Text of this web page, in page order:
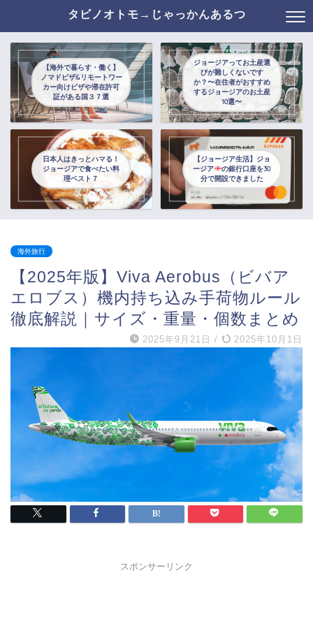
タビノオトモ→じゃっかんあるつ
【海外で暮らす・働く】
ノマドビザ&リモートワー
カー向けビザや滞在許可
証がある国３７選
ジョージアってお土産選
びが難しくないです
か？〜在住者がおすすめ
するジョージアのお土産
10選〜
日本人はきっとハマる！
ジョージアで食べたい料
理ベスト７
【ジョージア生活】ジョ
ージア
の銀行口座を30
分で開設できました
海外旅行
【2025年版】Viva Aerobus（ビバア
エロブス）機内持ち込み手荷物ルール
徹底解説｜サイズ・重量・個数まとめ
2025年9月21日 / 2025年10月1日
スポンサーリンク